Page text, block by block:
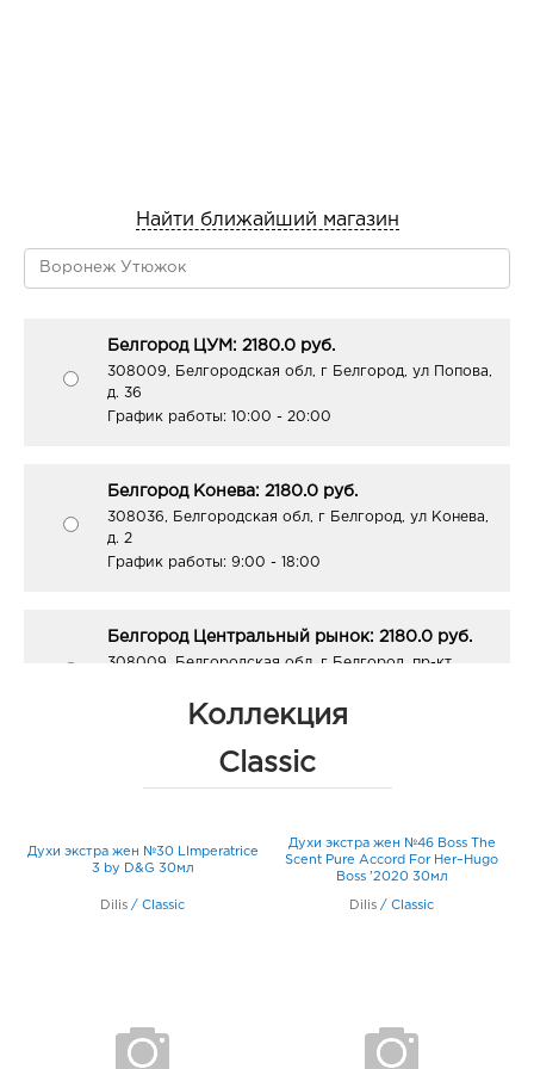
Найти ближайший магазин
Белгород ЦУМ: 2180.0 руб.
308009, Белгородская обл, г Белгород, ул Попова,
д. 36
График работы: 10:00 - 20:00
Белгород Конева: 2180.0 руб.
308036, Белгородская обл, г Белгород, ул Конева,
д. 2
График работы: 9:00 - 18:00
Белгород Центральный рынок: 2180.0 руб.
308009, Белгородская обл, г Белгород, пр-кт
График работы:9:00 - 21:00
График работы:10:00 - 21:00
Коллекция
Classic
Духи экстра жен №30 LImperatrice
3 by D&G 30мл
Dilis / Classic
Духи экстра жен №46 Boss The
Scent Pure Accord For Her–Hugo
Boss ’2020 30мл
Dilis / Classic